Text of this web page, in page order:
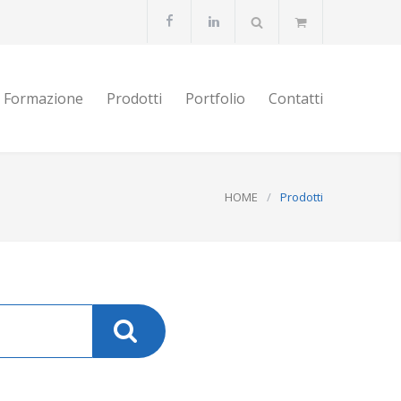
Formazione Prodotti Portfolio Contatti
HOME / Prodotti